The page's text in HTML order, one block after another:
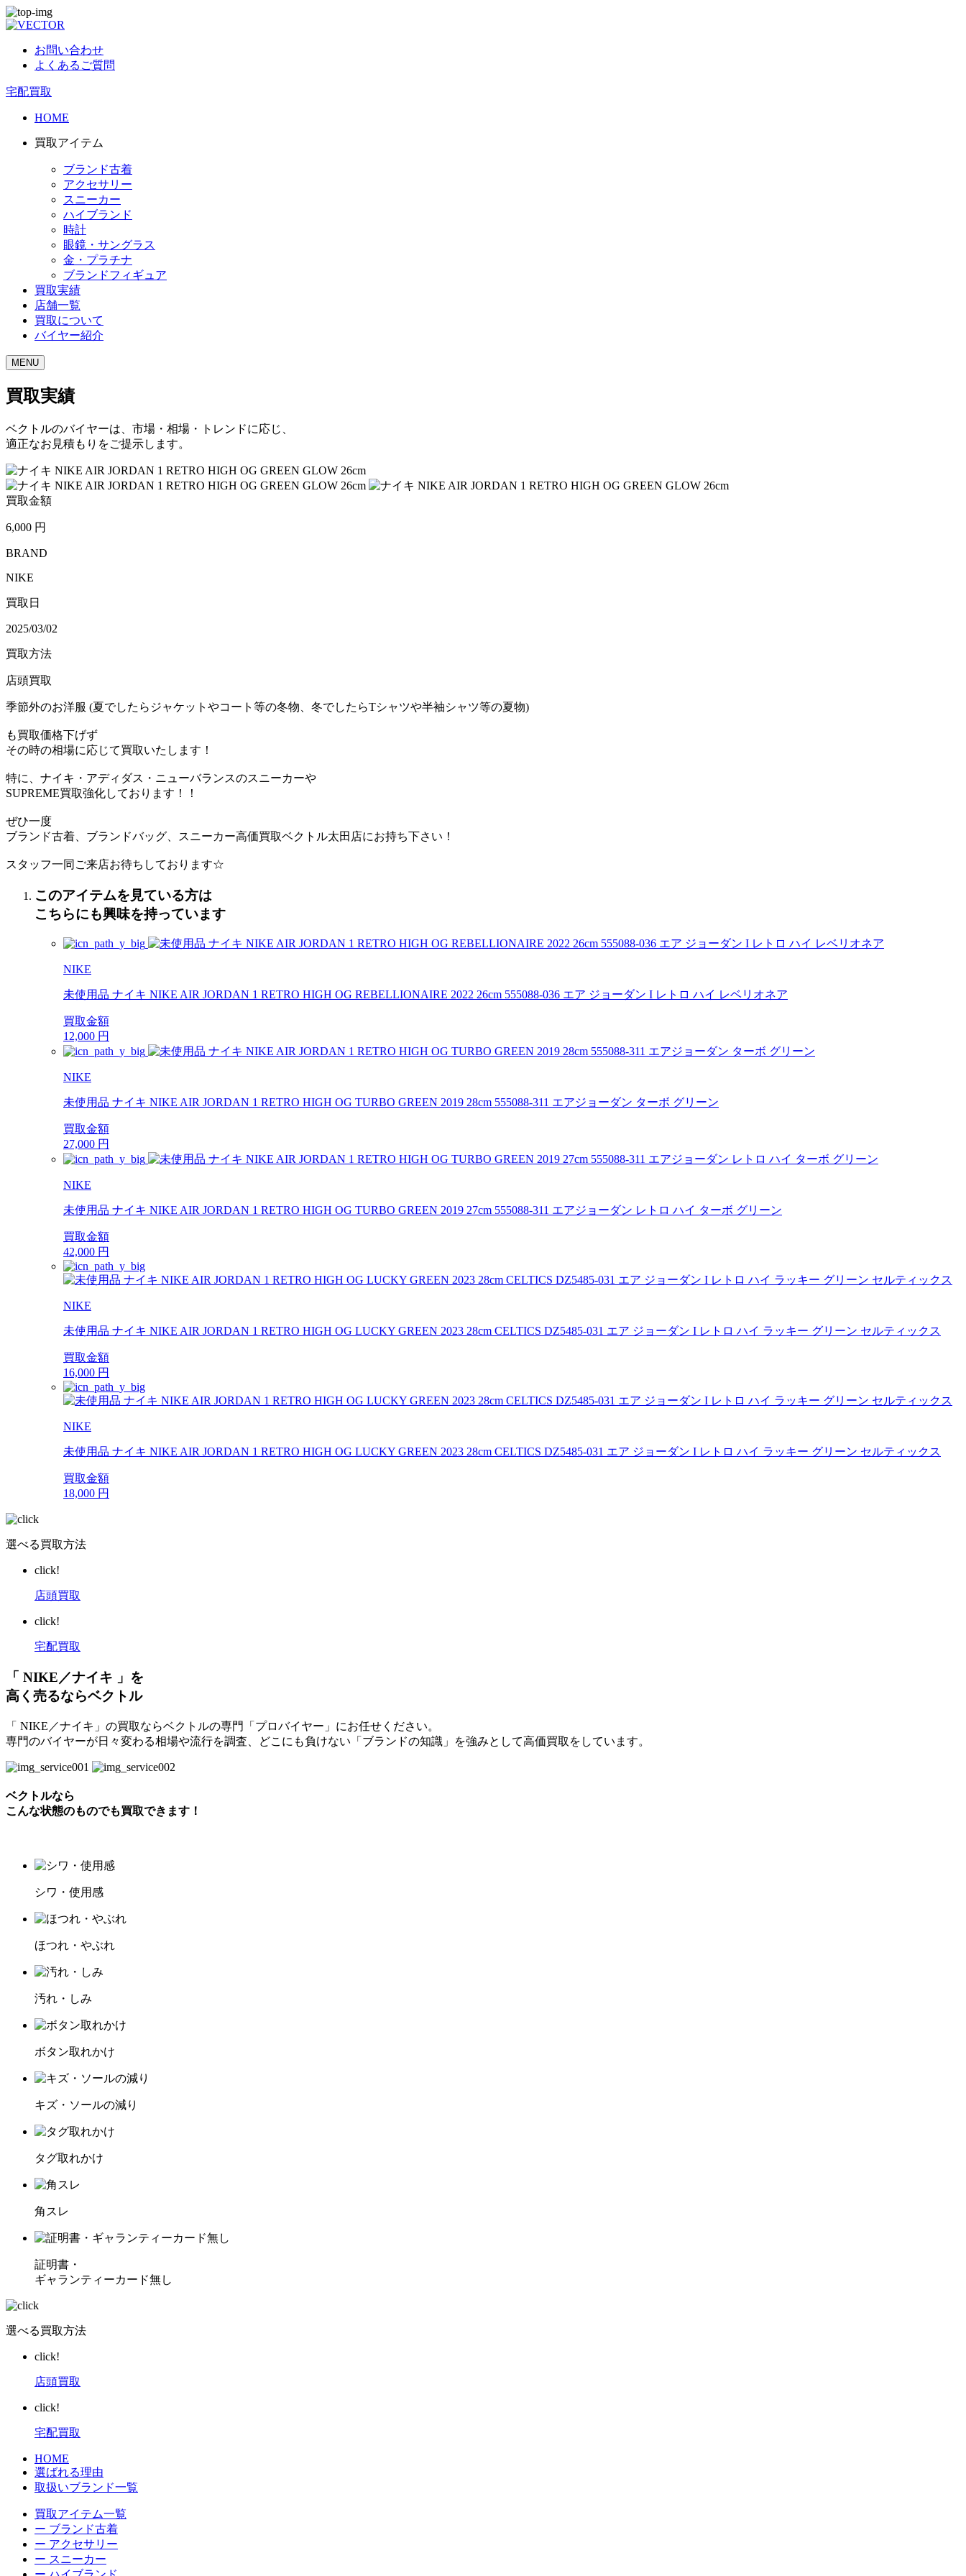
お問い合わせ
よくあるご質問
宅配買取
HOME
買取アイテム
ブランド古着
アクセサリー
スニーカー
ハイブランド
時計
眼鏡・サングラス
金・プラチナ
ブランドフィギュア
買取実績
店舗一覧
買取について
バイヤー紹介
MENU
買取実績
ベクトルのバイヤーは、市場・相場・トレンドに応じ、
適正なお見積もりをご提示します。
買取金額
6,000 円
BRAND
NIKE
買取日
2025/03/02
買取方法
店頭買取
季節外のお洋服 (夏でしたらジャケットやコート等の冬物、冬でしたらTシャツや半袖シャツ等の夏物)
も買取価格下げず
その時の相場に応じて買取いたします！
特に、ナイキ・アディダス・ニューバランスのスニーカーや
SUPREME買取強化しております！！
ぜひ一度
ブランド古着、ブランドバッグ、スニーカー高価買取ベクトル太田店にお持ち下さい！
スタッフ一同ご来店お待ちしております☆
このアイテムを見ている方は
こちらにも興味を持っています
NIKE
未使用品 ナイキ NIKE AIR JORDAN 1 RETRO HIGH OG REBELLIONAIRE 2022 26cm 555088-036 エア ジョーダン I レトロ ハイ レベリオネア
買取金額
12,000 円
NIKE
未使用品 ナイキ NIKE AIR JORDAN 1 RETRO HIGH OG TURBO GREEN 2019 28cm 555088-311 エアジョーダン ターボ グリーン
買取金額
27,000 円
NIKE
未使用品 ナイキ NIKE AIR JORDAN 1 RETRO HIGH OG TURBO GREEN 2019 27cm 555088-311 エアジョーダン レトロ ハイ ターボ グリーン
買取金額
42,000 円
NIKE
未使用品 ナイキ NIKE AIR JORDAN 1 RETRO HIGH OG LUCKY GREEN 2023 28cm CELTICS DZ5485-031 エア ジョーダン I レトロ ハイ ラッキー グリーン セルティックス
買取金額
16,000 円
NIKE
未使用品 ナイキ NIKE AIR JORDAN 1 RETRO HIGH OG LUCKY GREEN 2023 28cm CELTICS DZ5485-031 エア ジョーダン I レトロ ハイ ラッキー グリーン セルティックス
買取金額
18,000 円
選べる買取方法
click!
店頭買取
click!
宅配買取
「 NIKE／ナイキ 」を
高く売るならベクトル
「 NIKE／ナイキ」の買取ならベクトルの専門「プロバイヤー」にお任せください。
専門のバイヤーが日々変わる相場や流行を調査、どこにも負けない「ブランドの知識」を強みとして高価買取をしています。
ベクトルなら
こんな状態のものでも買取できます！
シワ・使用感
ほつれ・やぶれ
汚れ・しみ
ボタン取れかけ
キズ・ソールの減り
タグ取れかけ
角スレ
証明書・
ギャランティーカード無し
選べる買取方法
click!
店頭買取
click!
宅配買取
HOME
選ばれる理由
取扱いブランド一覧
買取アイテム一覧
ー ブランド古着
ー アクセサリー
ー スニーカー